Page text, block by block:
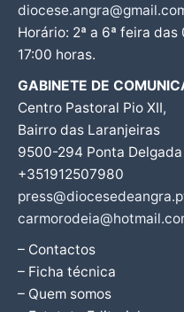
Horário: 2ª a 6ª feira
17:00 horas.
GABINETE DE
Centro Pastoral Pio XII,
Bairro das Laranjeiras
9500-294 Ponta Delgada
+351912507980
– Contactos
– Ficha técnica
– Quem somos